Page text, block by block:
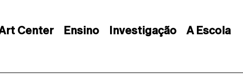
Center Ensino Investigação A Escola